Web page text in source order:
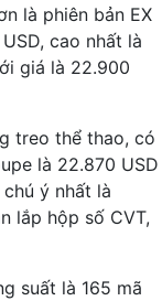
là phiên bản EX
cao nhất là
giá là 22.900
treo thể thao, có
là 22.870 USD
ý nhất là
lắp hộp số CVT,
suất là 165 mã